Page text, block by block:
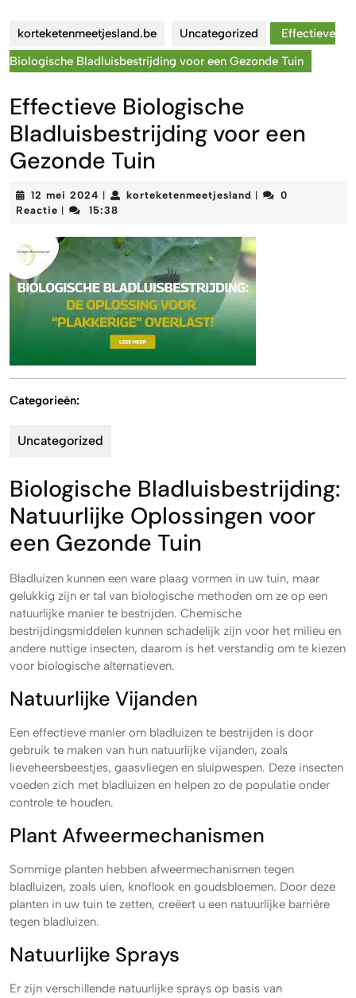
korteketenmeetjesland.be Uncategorized
Effectieve
Biologische Bladluisbestrijding voor een Gezonde Tuin
Effectieve Biologische
Bladluisbestrijding voor een
Gezonde Tuin
12 mei 2024 12
mei
korteketenmeetjesland
0
Reactie
15:38
Categorieën:
Uncategorized
Biologische Bladluisbestrijding:
Natuurlijke Oplossingen voor
een Gezonde Tuin
Bladluizen kunnen een ware plaag vormen in uw tuin, maar
gelukkig zijn er tal van biologische methoden om ze op een
natuurlijke manier te bestrijden. Chemische
bestrijdingsmiddelen kunnen schadelijk zijn voor het milieu en
andere nuttige insecten, daarom is het verstandig om te kiezen
voor biologische alternatieven.
Natuurlijke Vijanden
Een effectieve manier om bladluizen te bestrijden is door
gebruik te maken van hun natuurlijke vijanden, zoals
lieveheersbeestjes, gaasvliegen en sluipwespen. Deze insecten
voeden zich met bladluizen en helpen zo de populatie onder
controle te houden.
Plant Afweermechanismen
Sommige planten hebben afweermechanismen tegen
bladluizen, zoals uien, knoflook en goudsbloemen. Door deze
planten in uw tuin te zetten, creëert u een natuurlijke barrière
tegen bladluizen.
Natuurlijke Sprays
Er zijn verschillende natuurlijke sprays op basis van